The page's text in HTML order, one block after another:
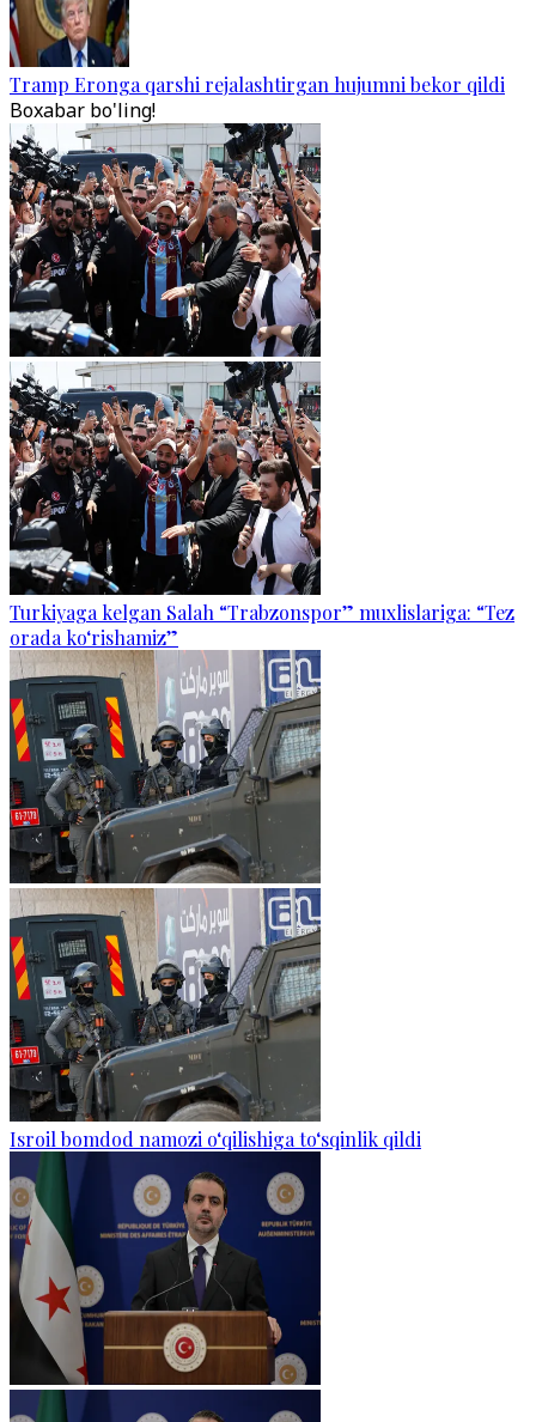
Tramp Eronga qarshi rejalashtirgan hujumni bekor qildi
Boxabar bo'ling!
Turkiyaga kelgan Salah “Trabzonspor” muxlislariga: “Tez
orada ko‘rishamiz”
Isroil bomdod namozi o‘qilishiga to‘sqinlik qildi